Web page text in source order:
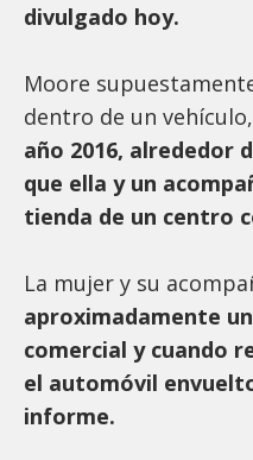
divulgado hoy.
Moore
dentro de un
año 2016, alrededor
que ella y un
tienda de un centro
La mujer y su
aproximadamente
comercial y cuando
el automóvil
informe.